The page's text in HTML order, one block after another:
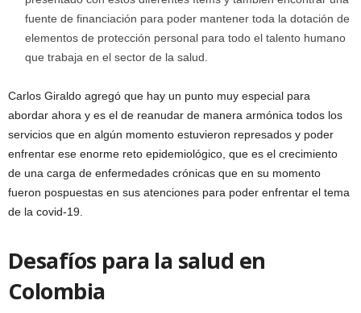
fuente de financiación para poder mantener toda la dotación de
elementos de protección personal para todo el talento humano
que trabaja en el sector de la salud.
Carlos Giraldo agregó que hay un punto muy especial para
abordar ahora y es el de reanudar de manera armónica todos los
servicios que en algún momento estuvieron represados y poder
enfrentar ese enorme reto epidemiológico, que es el crecimiento
de una carga de enfermedades crónicas que en su momento
fueron pospuestas en sus atenciones para poder enfrentar el tema
de la covid-19.
Desafíos para la salud en
Colombia